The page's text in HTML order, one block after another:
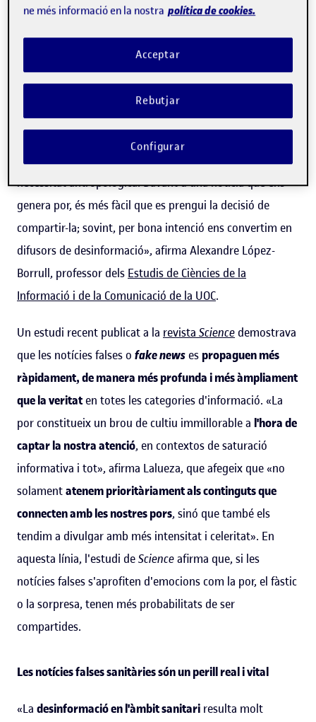
de qualsevol altra consideració, la qual cosa compensa
esdeveniment com el MWC», explica l'expert.
La por es contagia i es viralitza
a prendre més decisions
necessitat antropològica. Davant d'una notícia que ens
genera por, és més fàcil que es prengui la decisió de
compartir-la; sovint, per bona intenció ens convertim en
difusors de desinformació», afirma Alexandre López-
Borrull, professor dels Estudis de Ciències de la
Informació i de la Comunicació de la UOC.
Un estudi recent publicat a la revista Science demostrava
que les notícies falses o fake newses propaguen més
ràpidament, de manera més profunda i més àmpliament
que la veritaten totes les categories d'informació. «La
por constitueix un brou de cultiu immillorable a l'hora de
captar la nostra atenció, en contextos de saturació
informativa i tot», afirma Lalueza, que afegeix que «no
solamentatenem prioritàriament als continguts que
connecten amb les nostres pors, sinó que també els
tendim a divulgar amb més intensitat i celeritat». En
aquesta línia, l'estudi deScienceafirma que, si les
notícies falses s'aprofiten d'emocions com la por, el fàstic
o la sorpresa, tenen més probabilitats de ser
compartides.
Les notícies falses sanitàries són un perill real i vital
«La desinformació en l'àmbit sanitari resulta molt
ne més informació en la nostra política de cookies.
Rebutjar
Acceptar
Configurar